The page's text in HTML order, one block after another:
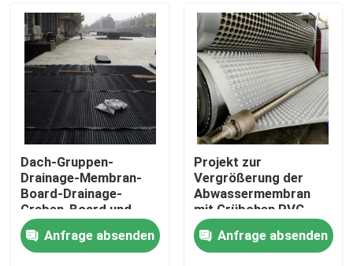
Startseite
Dach-Gruppen-
Drainage-Membran-
Board-Drainage-
Graben-Board und
vielseitiges Wandbrett
für Drainage-
Lösungen
Anfrage absenden
Projekt zur
Vergrößerung der
Abwassermembran
mit Grübchen PVC
Perforierter
Abwasserbrett
Grundarbeiten
Anfrage absenden